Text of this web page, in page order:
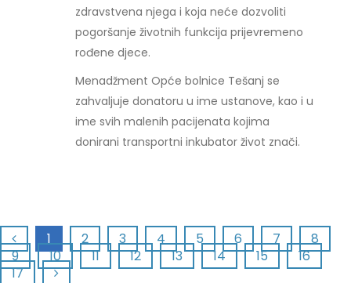
zdravstvena njega i koja neće dozvoliti
pogoršanje životnih funkcija prijevremeno
rođene djece.
Menadžment Opće bolnice Tešanj se
zahvaljuje donatoru u ime ustanove, kao i u
ime svih malenih pacijenata kojima
donirani transportni inkubator život znači.
1 2 3 4 5 6 7
8
9
10 11 12 13 14 15
16
17